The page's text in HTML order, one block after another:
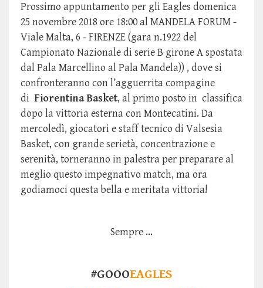
Prossimo appuntamento per gli Eagles domenica
25 novembre 2018 ore 18:00 al MANDELA FORUM -
Viale Malta, 6 - FIRENZE (gara n.1922 del
Campionato Nazionale di serie B girone A spostata
dal Pala Marcellino al Pala Mandela)) , dove si
confronteranno con l’agguerrita compagine
di Fiorentina Basket, al primo posto in classifica
dopo la vittoria esterna con Montecatini. Da
mercoledì, giocatori e staff tecnico di Valsesia
Basket, con grande serietà, concentrazione e
serenità, torneranno in palestra per preparare al
meglio questo impegnativo match, ma ora
godiamoci questa bella e meritata vittoria!
Sempre ...
#GOOOEAGLES